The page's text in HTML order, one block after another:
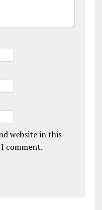
website in this
comment.